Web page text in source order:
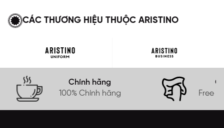
CÁC THƯƠNG HIỆU THUỘC ARISTINO
Chính hãng
100% Chính hãng
Free